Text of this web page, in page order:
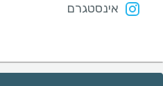
אינסטגרם